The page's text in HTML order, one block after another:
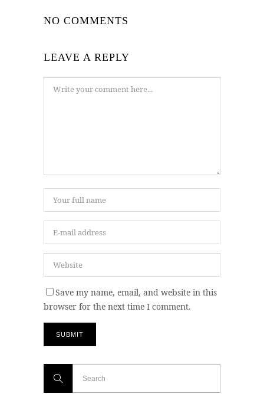
NO COMMENTS
LEAVE A REPLY
Save my name, email, and website in this
browser for the next time I comment.